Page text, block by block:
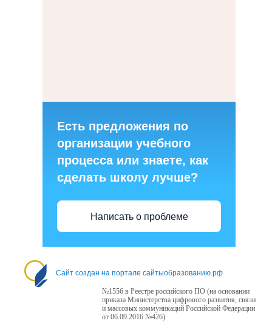
Есть предложения по
организации учебного
процесса или знаете, как
сделать школу лучше?
Написать о проблеме
Сайт создан на портале сайтыобразованию.рф
№1556 в Реестре российского ПО (на основании
приказа Министерства цифрового развития, связи
и массовых коммуникаций Российской Федерации
от 06.09.2016 №426)